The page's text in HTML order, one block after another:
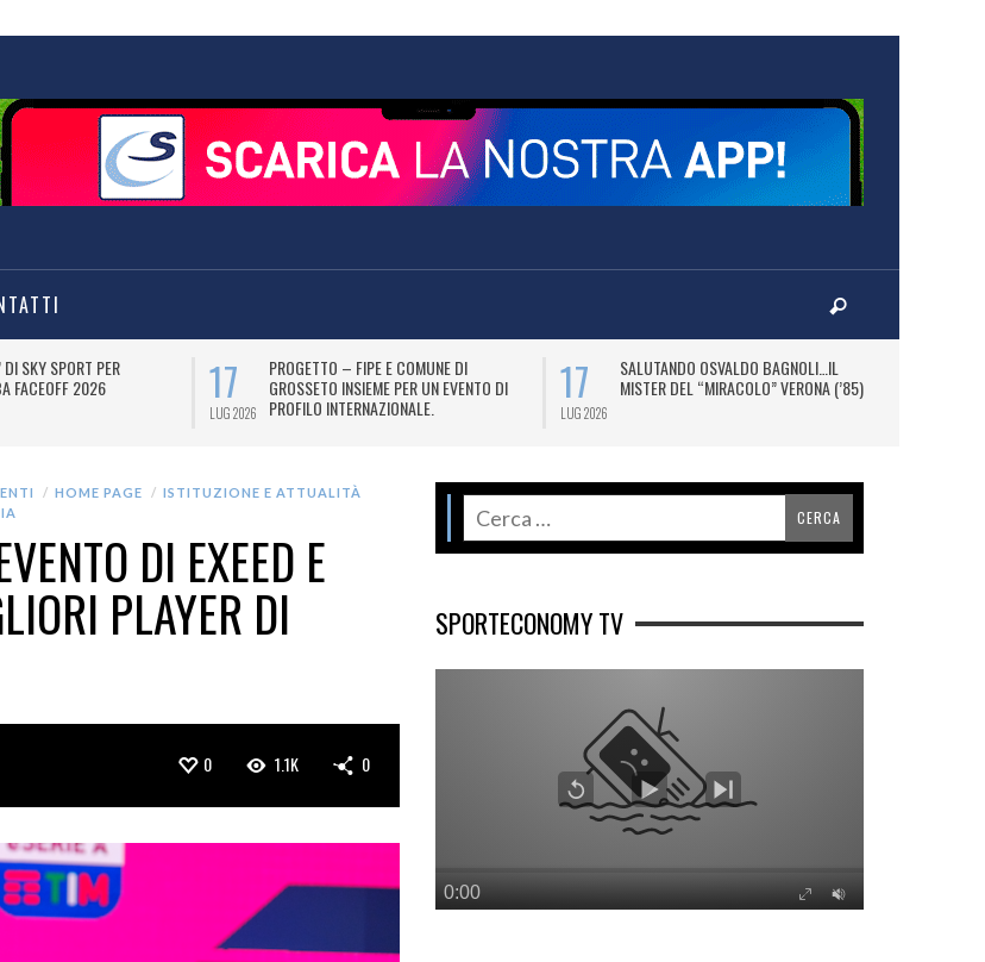
DI SKY SPORT PER
FACEOFF 2026
17
LUG 2026
PROGETTO – FIPE E COMUNE DI
GROSSETO INSIEME PER UN EVENTO DI
PROFILO INTERNAZIONALE.
17
LUG 2026
SALUTANDO OSVALDO BAGNOLI…IL
MISTER DEL “MIRACOLO” VERONA (’85)
HOME PAGE
ISTITUZIONE E ATTUALITÀ
DI EXEED E
PLAYER DI
0 1.1K 0
SPORTECONOMY TV